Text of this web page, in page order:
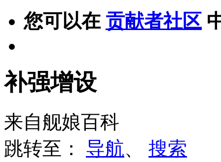
您可以在 贡献者社区
补强增设
来自舰娘百科
跳转至： 导航、 搜索